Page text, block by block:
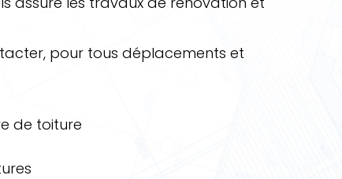
pour tous déplacements et
de toiture